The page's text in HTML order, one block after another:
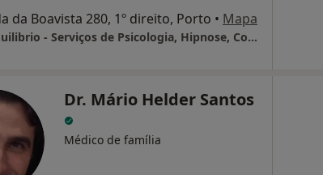
da Boavista 280, 1º direito, Porto • Mapa
PuroEquilibrio - Serviços de Psicologia, Hipnose, Coaching e Formação
Dr. Mário Helder Santos
Médico de família